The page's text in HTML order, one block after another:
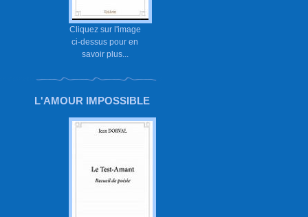
Cliquez sur l'image
ci-dessus pour en
savoir plus...
L'AMOUR IMPOSSIBLE